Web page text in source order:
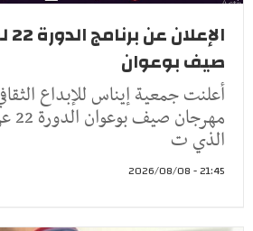
صيف بوعوان
أعلنت جمعية إيناس للإبداع
الذي ت
21:45 - 2026/08/08